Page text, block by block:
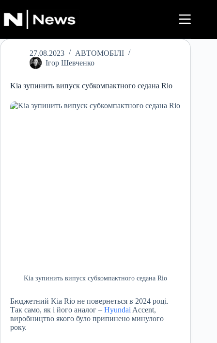
до
вмісту
27.08.2023
АВТОМОБІЛІ
Ігор Шевченко
Kia зупинить випуск субкомпактного седана Rio
Kia зупинить випуск субкомпактного седана Rio
Бюджетний Kia Rio не повернеться в 2024 році.
Так само, як і його аналог – Hyundai Accent,
виробництво якого було припинено минулого
року.